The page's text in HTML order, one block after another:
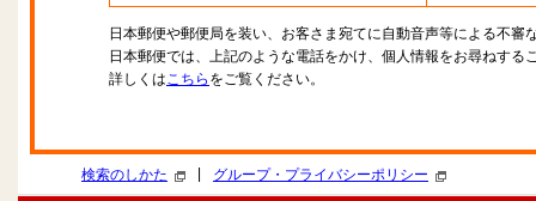
日本郵便や郵便局を装い、お客さま宛てに自動音声等による不審
日本郵便では、上記のような電話をかけ、個人情報をお尋ねする
詳しくはこちら をご覧ください。
検索のしかた グループ・プライバシーポリシー